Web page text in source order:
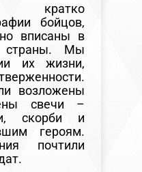
кратко
бойцов,
вписаны в
страны. Мы
их жизни,
возложены
свечи –
скорби и
героям.
почтили